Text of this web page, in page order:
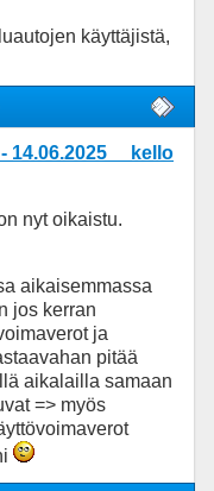
käyttäjistä,
- 14.06.2025 kello
nyt oikaistu.
aikaisemmassa
jos kerran
ja
pitää
aikalailla samaan
=> myös